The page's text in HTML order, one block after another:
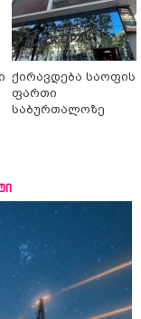
ქირავდება
ფართი
საბურთალოზე